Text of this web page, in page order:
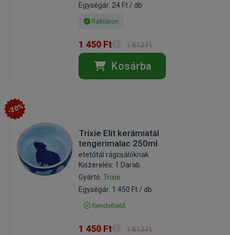
Egységár: 24 Ft / db
Raktáron
1 450 Ft 1 813 Ft
Kosárba
-20%
Trixie Elit kerámiatál
tengerimalac 250ml
etetőtál rágcsálóknak
Kiszerelés: 1 Darab
Gyártó:Trixie
Egységár: 1 450 Ft / db
Rendelhető
1 450 Ft 1 813 Ft